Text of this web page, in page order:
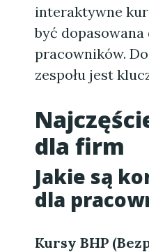
interaktywne
być
pracowników.
zespołu jest
dla firm
Jakie są
dla
Kursy BHP